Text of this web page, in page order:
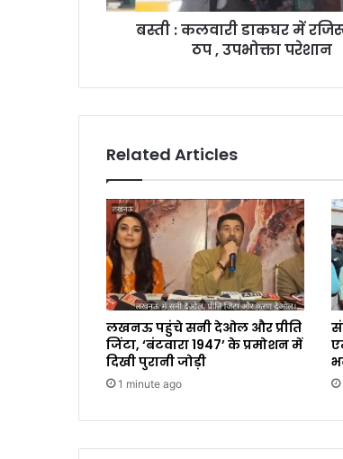
बस्ती : कलवारी डाकघर में
ठप , उपभोक्ता परेशान
Related Articles
लखनऊ पहुंचे सनी देओल और प्रीति
जिंटा, ‘बंटवारा 1947’ के प्रमोशन में
दिखी पुरानी जोड़ी
1 minute ago